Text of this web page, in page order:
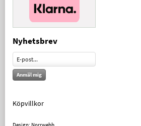
Nyhetsbrev
Anmäl mig
Köpvillkor
Design: Norrwebb